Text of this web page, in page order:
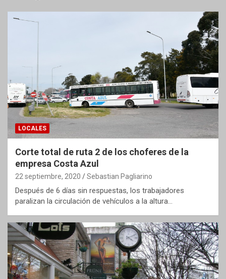
LOCALES
Corte total de ruta 2 de los choferes de la
empresa Costa Azul
22 septiembre, 2020 Sebastian Pagliarino
Después de 6 días sin respuestas, los trabajadores
paralizan la circulación de vehículos a la altura…